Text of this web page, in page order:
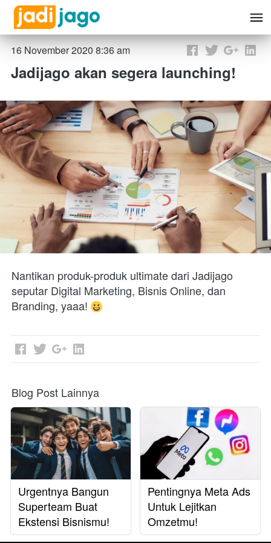
16 November 2020 8:36 am
Jadijago akan segera launching!
Nantikan produk-produk ultimate dari Jadijago
seputar Digital Marketing, Bisnis Online, dan
Branding, yaaa!
Blog Post Lainnya
Urgentnya Bangun
Superteam Buat
Ekstensi Bisnismu!
Pentingnya Meta Ads
Untuk Lejitkan
Omzetmu!